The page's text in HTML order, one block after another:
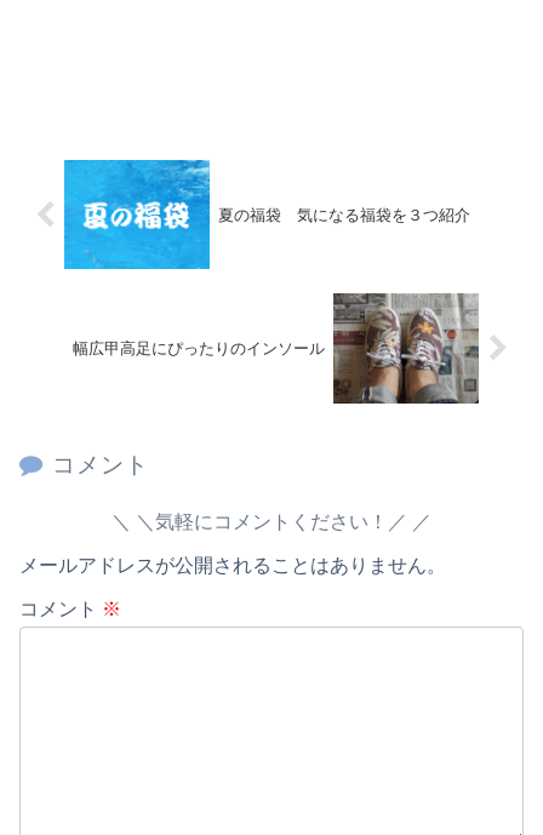
夏の福袋 気になる福袋を３つ紹介
幅広甲高足にぴったりのインソール
コメント
＼気軽にコメントください！／
メールアドレスが公開されることはありません。
コメント ※